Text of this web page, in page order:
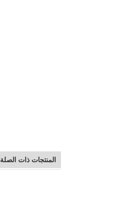
المنتجات ذات الصلة